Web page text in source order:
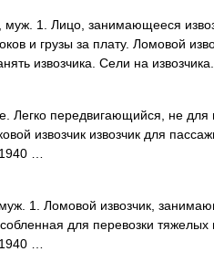
1. Лицо, занимающееся
и грузы за плату. Ломовой
извозчика. Сели на
Легко передвигающийся, не для
извозчик извозчик для
…
1. Ломовой извозчик,
для перевозки тяжелых
…